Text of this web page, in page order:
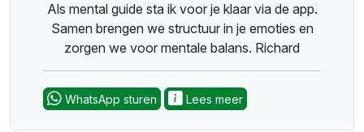
Als mental guide sta ik voor je klaar via de app.
Samen brengen we structuur in je emoties en
zorgen we voor mentale balans. Richard
WhatsApp sturen Lees meer